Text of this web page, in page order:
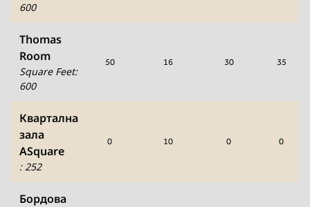
600
Thomas
Room
Square Feet:
600
50 16 30 35
Квартална
зала
ASquare
: 252
0 10 0 0
Бордова